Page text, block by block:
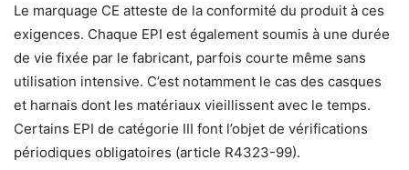
Le marquage CE atteste de la conformité du produit à ces
exigences. Chaque EPI est également soumis à une durée
de vie fixée par le fabricant, parfois courte même sans
utilisation intensive. C’est notamment le cas des casques
et harnais dont les matériaux vieillissent avec le temps.
Certains EPI de catégorie III font l’objet de vérifications
périodiques obligatoires (article R4323-99).